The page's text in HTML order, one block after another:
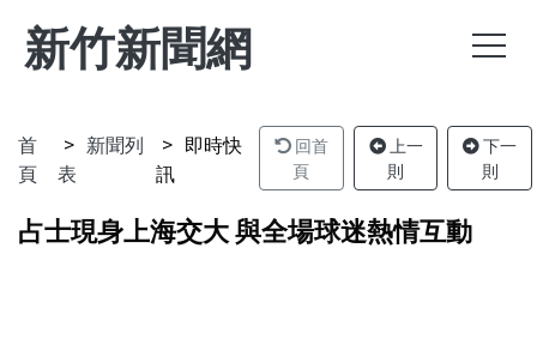
新竹新聞網
首
頁
新聞列
表
即時快
訊
回首
頁
上一
則
下一
則
占士現身上海交大 與全場球迷熱情互動